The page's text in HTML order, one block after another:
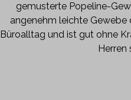
gemusterte Popeline-
angenehm leichte
Büroalltag und ist gut ohne
Herren